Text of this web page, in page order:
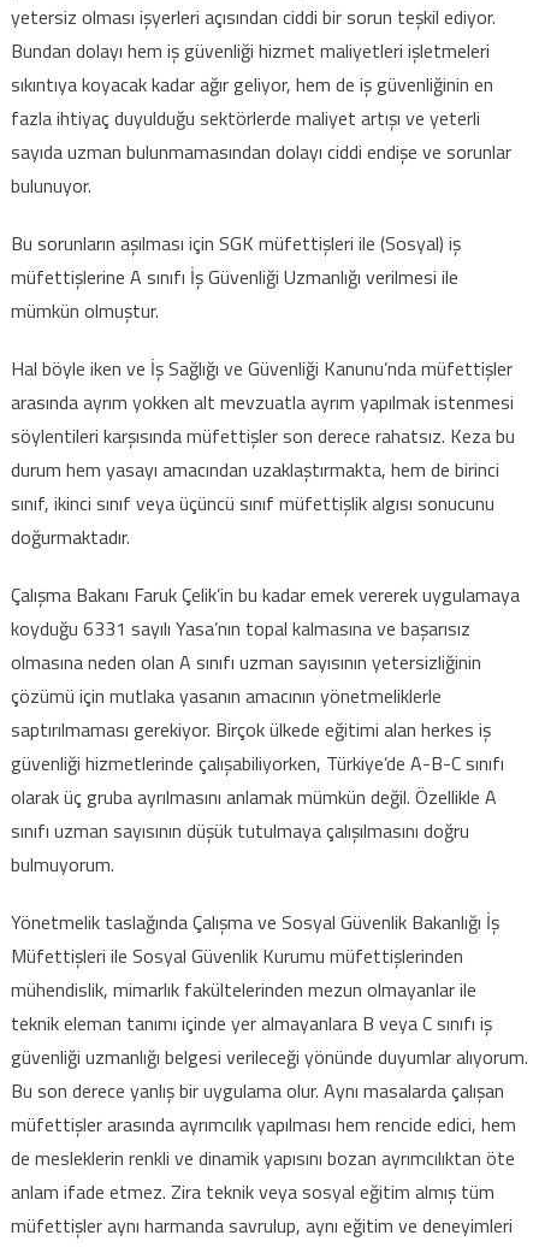
yetersiz olması işyerleri açısından ciddi bir sorun teşkil ediyor.
Bundan dolayı hem iş güvenliği hizmet maliyetleri işletmeleri
sıkıntıya koyacak kadar ağır geliyor, hem de iş güvenliğinin en
fazla ihtiyaç duyulduğu sektörlerde maliyet artışı ve yeterli
sayıda uzman bulunmamasından dolayı ciddi endişe ve sorunlar
bulunuyor.
Bu sorunların aşılması için SGK müfettişleri ile (Sosyal) iş
müfettişlerine A sınıfı İş Güvenliği Uzmanlığı verilmesi ile
mümkün olmuştur.
Hal böyle iken ve İş Sağlığı ve Güvenliği Kanunu’nda müfettişler
arasında ayrım yokken alt mevzuatla ayrım yapılmak istenmesi
söylentileri karşısında müfettişler son derece rahatsız. Keza bu
durum hem yasayı amacından uzaklaştırmakta, hem de birinci
sınıf, ikinci sınıf veya üçüncü sınıf müfettişlik algısı sonucunu
doğurmaktadır.
Çalışma Bakanı Faruk Çelik’in bu kadar emek vererek uygulamaya
koyduğu 6331 sayılı Yasa’nın topal kalmasına ve başarısız
olmasına neden olan A sınıfı uzman sayısının yetersizliğinin
çözümü için mutlaka yasanın amacının yönetmeliklerle
saptırılmaması gerekiyor. Birçok ülkede eğitimi alan herkes iş
güvenliği hizmetlerinde çalışabiliyorken, Türkiye’de A-B-C sınıfı
olarak üç gruba ayrılmasını anlamak mümkün değil. Özellikle A
sınıfı uzman sayısının düşük tutulmaya çalışılmasını doğru
bulmuyorum.
Yönetmelik taslağında Çalışma ve Sosyal Güvenlik Bakanlığı İş
Müfettişleri ile Sosyal Güvenlik Kurumu müfettişlerinden
mühendislik, mimarlık fakültelerinden mezun olmayanlar ile
teknik eleman tanımı içinde yer almayanlara B veya C sınıfı iş
güvenliği uzmanlığı belgesi verileceği yönünde duyumlar alıyorum.
Bu son derece yanlış bir uygulama olur. Aynı masalarda çalışan
müfettişler arasında ayrımcılık yapılması hem rencide edici, hem
de mesleklerin renkli ve dinamik yapısını bozan ayrımcılıktan öte
anlam ifade etmez. Zira teknik veya sosyal eğitim almış tüm
müfettişler aynı harmanda savrulup, aynı eğitim ve deneyimleri